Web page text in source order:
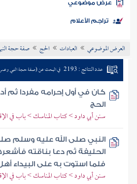
الكتب
موضوعي
تراجم الأعلام
العرض الموضوعي العبادات الحج صفة حجة
عدد النتائج : 2193 في البحث عن (صفة حجة النبي
كان في أول إحرامه مفردا ثم
الحج
سنن أبي داود > كتاب المناسك > باب في
النبي صلى الله عليه وسلم
الحليفة ثم دعا بناقته
فلما استوت به على البيداء
سنن أبي داود > كتاب المناسك > باب في